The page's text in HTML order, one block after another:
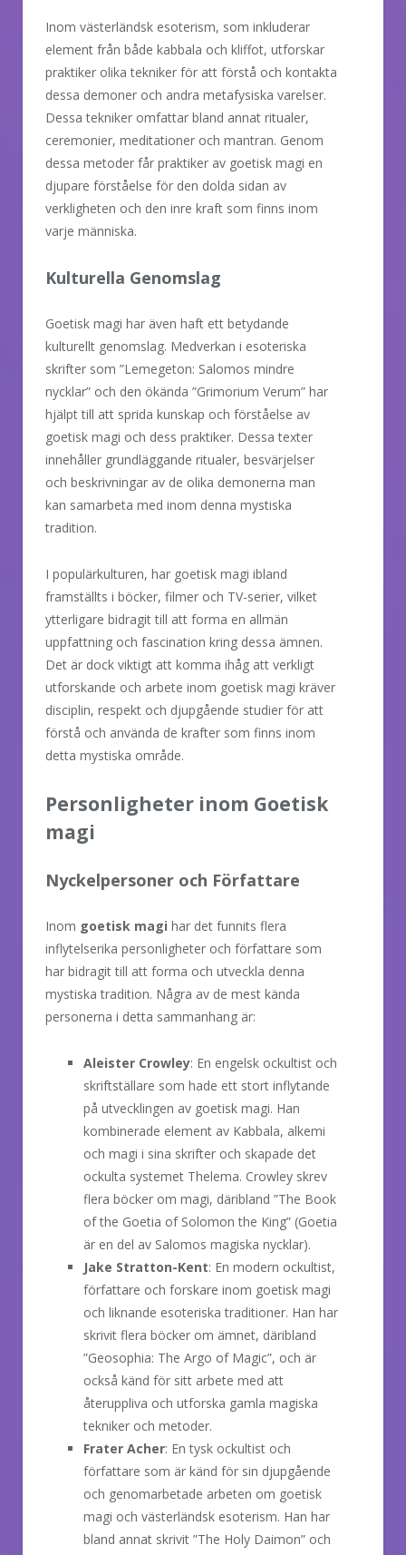
Inom västerländsk esoterism, som inkluderar
element från både kabbala och kliffot, utforskar
praktiker olika tekniker för att förstå och kontakta
dessa demoner och andra metafysiska varelser.
Dessa tekniker omfattar bland annat ritualer,
ceremonier, meditationer och mantran. Genom
dessa metoder får praktiker av goetisk magi en
djupare förståelse för den dolda sidan av
verkligheten och den inre kraft som finns inom
varje människa.
Kulturella Genomslag
Goetisk magi har även haft ett betydande
kulturellt genomslag. Medverkan i esoteriska
skrifter som ”Lemegeton: Salomos mindre
nycklar” och den ökända ”Grimorium Verum” har
hjälpt till att sprida kunskap och förståelse av
goetisk magi och dess praktiker. Dessa texter
innehåller grundläggande ritualer, besvärjelser
och beskrivningar av de olika demonerna man
kan samarbeta med inom denna mystiska
tradition.
I populärkulturen, har goetisk magi ibland
framställts i böcker, filmer och TV-serier, vilket
ytterligare bidragit till att forma en allmän
uppfattning och fascination kring dessa ämnen.
Det är dock viktigt att komma ihåg att verkligt
utforskande och arbete inom goetisk magi kräver
disciplin, respekt och djupgående studier för att
förstå och använda de krafter som finns inom
detta mystiska område.
Personligheter inom Goetisk
magi
Nyckelpersoner och Författare
Inom goetisk magi har det funnits flera
inflytelserika personligheter och författare som
har bidragit till att forma och utveckla denna
mystiska tradition. Några av de mest kända
personerna i detta sammanhang är:
Aleister Crowley: En engelsk ockultist och
skriftställare som hade ett stort inflytande
på utvecklingen av goetisk magi. Han
kombinerade element av Kabbala, alkemi
och magi i sina skrifter och skapade det
ockulta systemet Thelema. Crowley skrev
flera böcker om magi, däribland ”The Book
of the Goetia of Solomon the King” (Goetia
är en del av Salomos magiska nycklar).
Jake Stratton-Kent: En modern ockultist,
författare och forskare inom goetisk magi
och liknande esoteriska traditioner. Han har
skrivit flera böcker om ämnet, däribland
”Geosophia: The Argo of Magic”, och är
också känd för sitt arbete med att
återuppliva och utforska gamla magiska
tekniker och metoder.
Frater Acher: En tysk ockultist och
författare som är känd för sin djupgående
och genomarbetade arbeten om goetisk
magi och västerländsk esoterism. Han har
bland annat skrivit ”The Holy Daimon” och